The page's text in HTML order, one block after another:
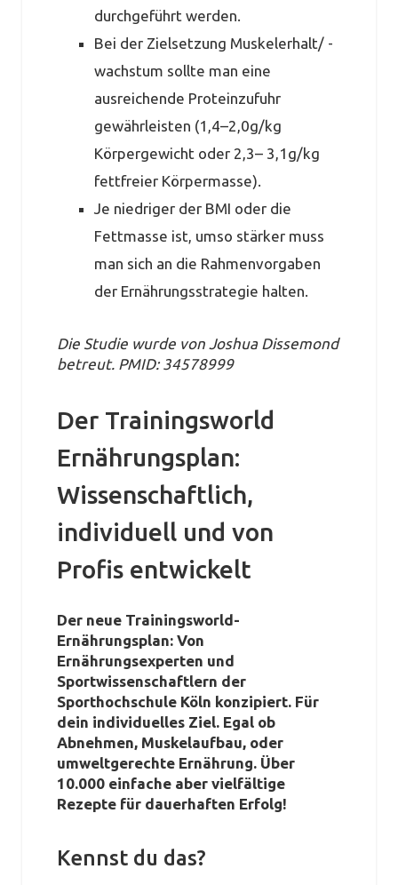
durchgeführt werden.
Bei der Zielsetzung Muskelerhalt/ -
wachstum sollte man eine
ausreichende Proteinzufuhr
gewährleisten (1,4–2,0g/kg
Körpergewicht oder 2,3– 3,1g/kg
fettfreier Körpermasse).
Je niedriger der BMI oder die
Fettmasse ist, umso stärker muss
man sich an die Rahmenvorgaben
der Ernährungsstrategie halten.
Die Studie wurde von Joshua Dissemond
betreut. PMID: 34578999
Der Trainingsworld
Ernährungsplan:
Wissenschaftlich,
individuell und von
Profis entwickelt
Der neue Trainingsworld-
Ernährungsplan: Von
Ernährungsexperten und
Sportwissenschaftlern der
Sporthochschule Köln konzipiert. Für
dein individuelles Ziel. Egal ob
Abnehmen, Muskelaufbau, oder
umweltgerechte Ernährung. Über
10.000 einfache aber vielfältige
Rezepte für dauerhaften Erfolg!
Kennst du das?